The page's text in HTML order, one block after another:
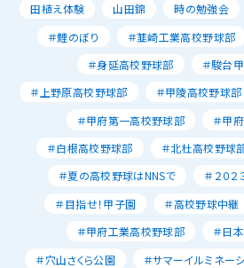
田植え体験
山田錦 時の勉強会
＃鯉のぼり
＃韮崎工業高校野球部
＃身延高校野球部
＃駿台
＃上野原高校野球部
＃甲陵高校野球部
＃甲府第一高校野球部
＃甲
＃白根高校野球部
＃北杜高校野球
＃夏の高校野球はNNSで
＃２０２
＃目指せ！甲子園
＃高校野球中継
＃甲府工業高校野球部
＃日
＃穴山さくら公園
＃サマーイルミネー